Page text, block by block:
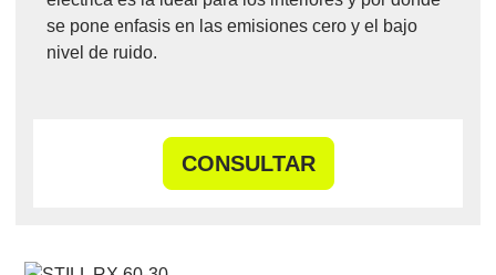
se pone enfasis en las emisiones cero y el bajo
nivel de ruido.
CONSULTAR